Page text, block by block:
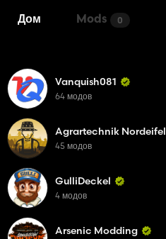
Дом Mods 0
Vanquish081
64 модов
Agrartechnik Nordeifel
45 модов
GulliDeckel
4 модов
Arsenic Modding